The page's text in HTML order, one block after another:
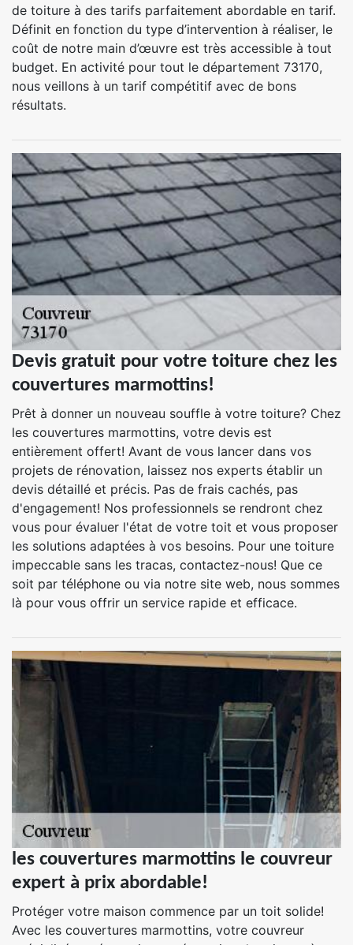
de toiture à des tarifs parfaitement abordable en tarif.
Définit en fonction du type d’intervention à réaliser, le
coût de notre main d’œuvre est très accessible à tout
budget. En activité pour tout le département 73170,
nous veillons à un tarif compétitif avec de bons
résultats.
Devis gratuit pour votre toiture chez les
couvertures marmottins!
Prêt à donner un nouveau souffle à votre toiture? Chez
les couvertures marmottins, votre devis est
entièrement offert! Avant de vous lancer dans vos
projets de rénovation, laissez nos experts établir un
devis détaillé et précis. Pas de frais cachés, pas
d'engagement! Nos professionnels se rendront chez
vous pour évaluer l'état de votre toit et vous proposer
les solutions adaptées à vos besoins. Pour une toiture
impeccable sans les tracas, contactez-nous! Que ce
soit par téléphone ou via notre site web, nous sommes
là pour vous offrir un service rapide et efficace.
les couvertures marmottins le couvreur
expert à prix abordable!
Protéger votre maison commence par un toit solide!
Avec les couvertures marmottins, votre couvreur